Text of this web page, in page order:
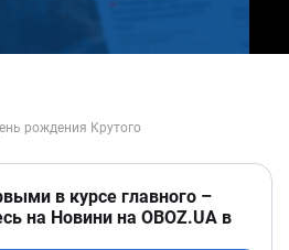
в курсе главного –
на Новини на OBOZ.UA в